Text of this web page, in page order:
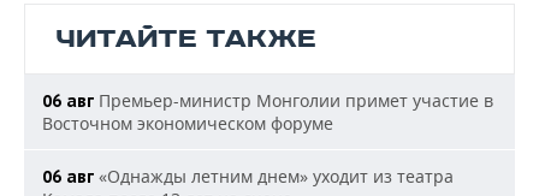
ЧИТАЙТЕ ТАКЖЕ
06 авг Премьер-министр Монголии примет участие в
Восточном экономическом форуме
06 авг «Однажды летним днем» уходит из театра